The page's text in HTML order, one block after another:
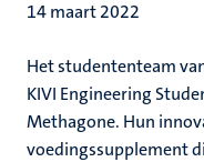
14 maart 2022
Het studententeam
KIVI Engineering
Methagone. Hun
voedingssupplement